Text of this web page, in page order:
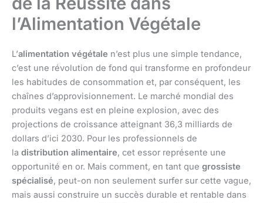
l’Alimentation Végétale
L’alimentation végétale n’est plus une simple tendance,
c’est une révolution de fond qui transforme en profondeur
les habitudes de consommation et, par conséquent, les
chaînes d’approvisionnement. Le marché mondial des
produits vegans est en pleine explosion, avec des
projections de croissance atteignant 36,3 milliards de
dollars d’ici 2030. Pour les professionnels de
la distribution alimentaire, cet essor représente une
opportunité en or. Mais comment, en tant que grossiste
spécialisé, peut-on non seulement surfer sur cette vague,
mais aussi construire un succès durable et rentable dans